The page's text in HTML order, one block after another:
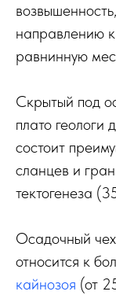
направлению
равнинную
Скрытый под
плато геологи
состоит
сланцев и
тектогенеза
Осадочный
относится к
кайнозоя (от